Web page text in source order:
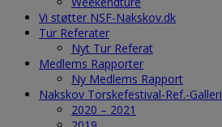
Vi støtter NSF-Nakskov.dk
Tur Referater
Nyt Tur Referat
Medlems Rapporter
Ny Medlems Rapport
Nakskov Torskefestival-Ref.-Galleri
2020 – 2021